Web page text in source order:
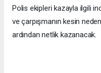
Polis ekipleri kazayla ilgili
ve çarpışmanın kesin
ardından netlik kazanacak.